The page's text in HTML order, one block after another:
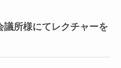
所様にてレクチャーを